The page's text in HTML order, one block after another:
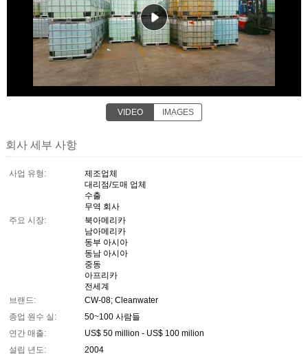
VIDEO IMAGES
회사 세부 사항
사업 유형:
제조업체
대리점/도매 업체
수출
무역 회사
주요 시장:
북아메리카
남아메리카
동부 아시아
동남 아시아
중동
아프리카
전세계
브랜드:
CW-08; Cleanwater
종업 원수 실:
50~100 사람들
연간 매출:
US$ 50 million - US$ 100 milion
설립 년도:
2004